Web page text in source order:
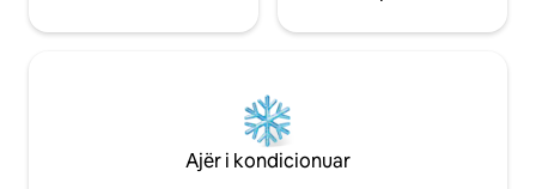
Ajër i kondicionuar